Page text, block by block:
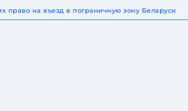
право на въезд в пограничную зону Беларуси